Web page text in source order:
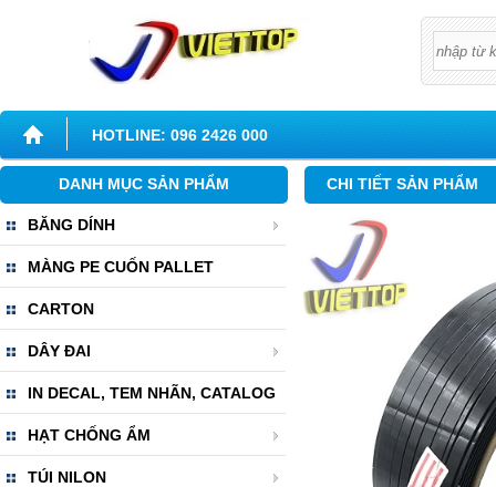
HOTLINE: 096 2426 000
DANH MỤC SẢN PHẨM
BĂNG DÍNH
MÀNG PE CUỐN PALLET
CARTON
DÂY ĐAI
IN DECAL, TEM NHÃN, CATALOG
HẠT CHỐNG ẨM
TÚI NILON
CHI TIẾT SẢN PHẨM